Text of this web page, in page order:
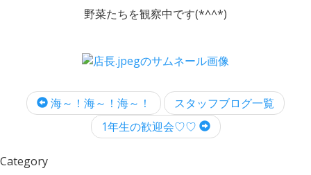
野菜たちを観察中です(*^^*)
海～！海～！海～！
スタッフブログ一覧
1年生の歓迎会♡♡
Category